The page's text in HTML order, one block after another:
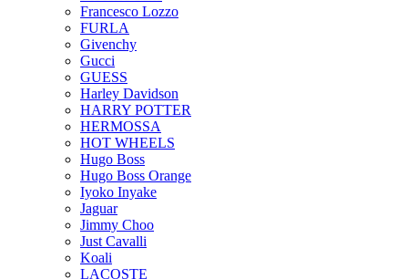
Francesco Lozzo
FURLA
Givenchy
Gucci
GUESS
Harley Davidson
HARRY POTTER
HERMOSSA
HOT WHEELS
Hugo Boss
Hugo Boss Orange
Iyoko Inyake
Jaguar
Jimmy Choo
Just Cavalli
Koali
LACOSTE